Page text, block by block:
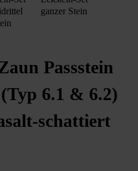
ganzer Stein
Passstein
6.1 & 6.2)
schattiert